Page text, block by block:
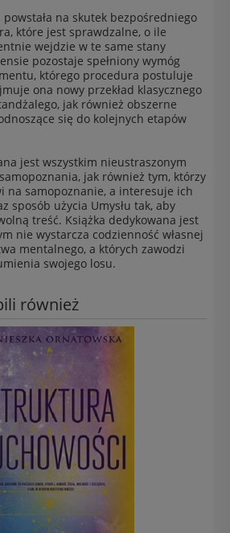
na skutek bezpośredniego
które jest sprawdzalne, o ile
wejdzie w te same stany
pozostaje spełniony wymóg
którego procedura postuluje
ona nowy przekład klasycznego
jak również obszerne
się do kolejnych etapów
jest wszystkim nieustraszonym
jak również tym, którzy
na samopoznanie, a interesuje ich
sposób użycia Umysłu tak, aby
treść. Książka dedykowana jest
nie wystarcza codzienność własnej
mentalnego, a których zawodzi
swojego losu.
również